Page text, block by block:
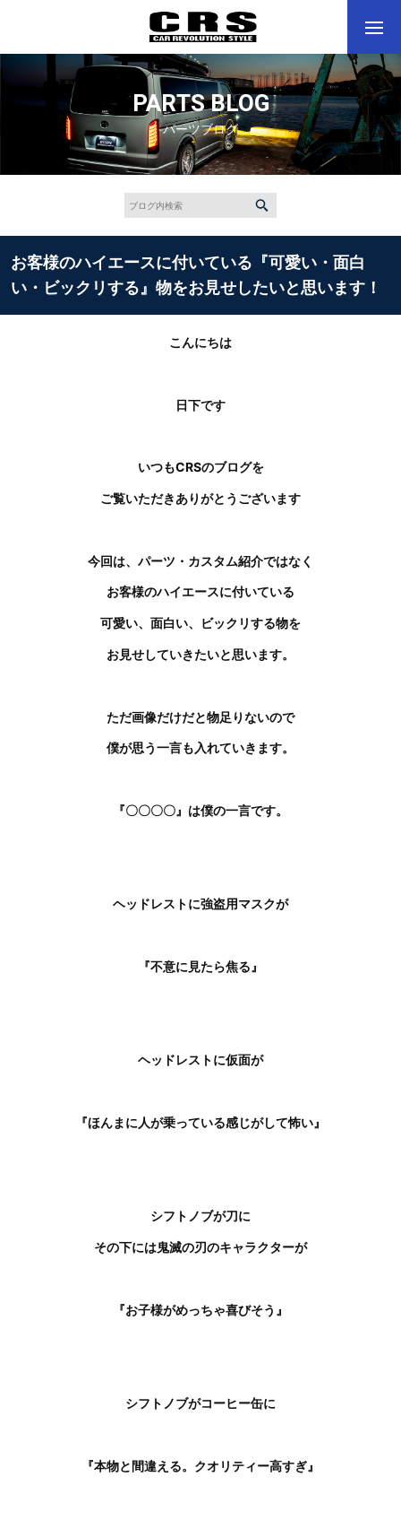
PARTS BLOG
パーツブログ
お客様のハイエースに付いている『可愛い・面白
い・ビックリする』物をお見せしたいと思います！
こんにちは
日下です
いつもCRSのブログを
ご覧いただきありがとうございます
今回は、パーツ・カスタム紹介ではなく
お客様のハイエースに付いている
可愛い、面白い、ビックリする物を
お見せしていきたいと思います。
ただ画像だけだと物足りないので
僕が思う一言も入れていきます。
『〇〇〇〇』は僕の一言です。
ヘッドレストに強盗用マスクが
『不意に見たら焦る』
ヘッドレストに仮面が
『ほんまに人が乗っている感じがして怖い』
シフトノブが刀に
その下には鬼滅の刃のキャラクターが
『お子様がめっちゃ喜びそう』
シフトノブがコーヒー缶に
『本物と間違える。 クオリティー高すぎ』